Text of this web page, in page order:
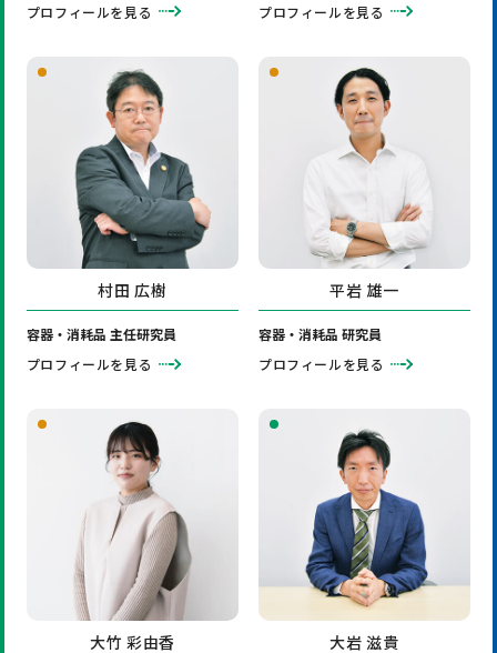
プロフィールを見る
プロフィールを見る
村田 広樹
容器・消耗品 主任研究員
プロフィールを見る
平岩 雄一
容器・消耗品 研究員
プロフィールを見る
大竹 彩由香 大岩 滋貴